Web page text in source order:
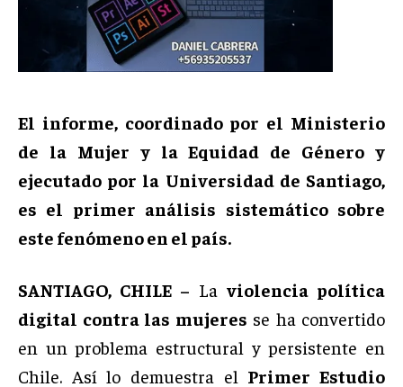
El informe, coordinado por el Ministerio
de la Mujer y la Equidad de Género y
ejecutado por la Universidad de Santiago,
es el primer análisis sistemático sobre
este fenómeno en el país.
SANTIAGO, CHILE – La violencia política
digital contra las mujeres se ha convertido
en un problema estructural y persistente en
Chile. Así lo demuestra el Primer Estudio